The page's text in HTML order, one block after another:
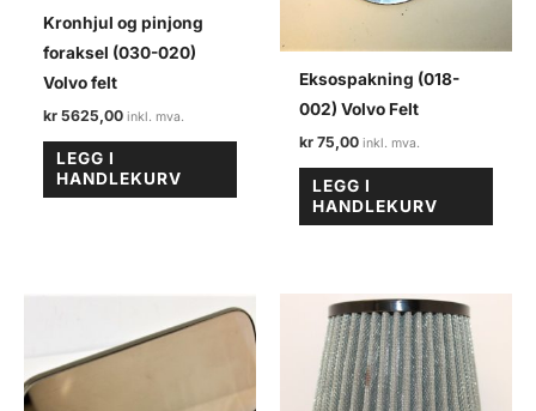
Kronhjul og pinjong
foraksel (030-020)
Volvo felt
kr 5625,00
LEGG I
HANDLEKURV
Eksospakning (018-
002) Volvo Felt
kr 75,00
LEGG I
HANDLEKURV